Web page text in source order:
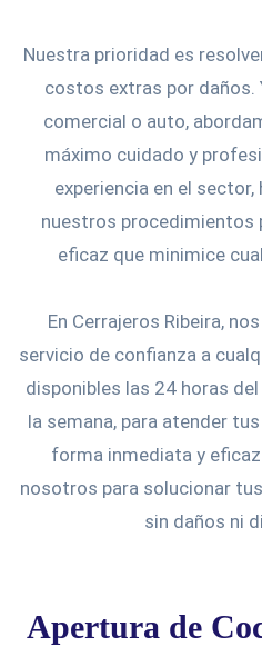
Nuestra prioridad es
costos extras por daños.
comercial o auto,
máximo cuidado y
experiencia en el
nuestros procedimientos
eficaz que minimice
En Cerrajeros Ribeira,
servicio de confianza a
disponibles las 24 horas
la semana, para atender
forma inmediata y
nosotros para solucionar
sin daños ni
Apertura de